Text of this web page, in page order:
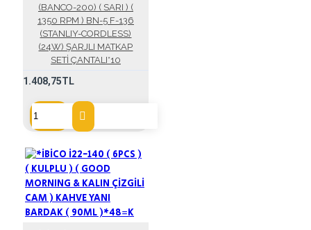
(BANCO-200) ( SARI ) (
1350 RPM ) BN-5 F-136
(STANLIY-CORDLESS)
(24W) ŞARJLI MATKAP
SETİ ÇANTALI*10
1.408,75TL